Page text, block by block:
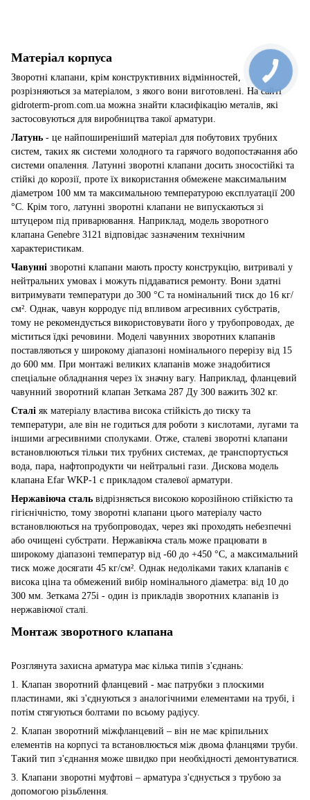
Матеріал корпуса
Зворотні клапани, крім конструктивних відмінностей,
розрізняються за матеріалом, з якого вони виготовлені. На сайті
gidroterm-prom.com.ua можна знайти класифікацію металів, які
застосовуються для виробництва такої арматури.
Латунь - це найпоширеніший матеріал для побутових трубних
систем, таких як системи холодного та гарячого водопостачання або
системи опалення. Латунні зворотні клапани досить зносостійкі та
стійкі до корозії, проте їх використання обмежене максимальним
діаметром 100 мм та максимальною температурою експлуатації 200
°C. Крім того, латунні зворотні клапани не випускаються зі
штуцером під приварювання. Наприклад, модель зворотного
клапана Genebre 3121 відповідає зазначеним технічним
характеристикам.
Чавунні зворотні клапани мають просту конструкцію, витривалі у
нейтральних умовах і можуть піддаватися ремонту. Вони здатні
витримувати температури до 300 °C та номінальний тиск до 16 кг/
см². Однак, чавун корродує під впливом агресивних субстратів,
тому не рекомендується використовувати його у трубопроводах, де
міститься їдкі речовини. Моделі чавунних зворотних клапанів
поставляються у широкому діапазоні номінального перерізу від 15
до 600 мм. При монтажі великих клапанів може знадобитися
спеціальне обладнання через їх значну вагу. Наприклад, фланцевий
чавунний зворотний клапан Зеткама 287 Ду 300 важить 302 кг.
Сталі як матеріалу властива висока стійкість до тиску та
температури, але він не годиться для роботи з кислотами, лугами та
іншими агресивними сполуками. Отже, сталеві зворотні клапани
встановлюються тільки тих трубних системах, де транспортується
вода, пара, нафтопродукти чи нейтральні гази. Дискова модель
клапана Efar WKP-1 є прикладом сталевої арматури.
Нержавіюча сталь відрізняється високою корозійною стійкістю та
гігієнічністю, тому зворотні клапани цього матеріалу часто
встановлюються на трубопроводах, через які проходять небезпечні
або очищені субстрати. Нержавіюча сталь може працювати в
широкому діапазоні температур від -60 до +450 °C, а максимальний
тиск може досягати 45 кг/см². Однак недоліками таких клапанів є
висока ціна та обмежений вибір номінального діаметра: від 10 до
300 мм. Зеткама 275i - один із прикладів зворотних клапанів із
нержавіючої сталі.
Монтаж зворотного клапана
Розглянута захисна арматура має кілька типів з'єднань:
1. Клапан зворотний фланцевий - має патрубки з плоскими
пластинами, які з'єднуються з аналогічними елементами на трубі, і
потім стягуються болтами по всьому радіусу.
2. Клапан зворотний міжфланцевий – він не має кріпильних
елементів на корпусі та встановлюється між двома фланцями труби.
Такий тип з'єднання може швидко при необхідності демонтуватися.
3. Клапани зворотні муфтові – арматура з'єднується з трубою за
допомогою різьблення.